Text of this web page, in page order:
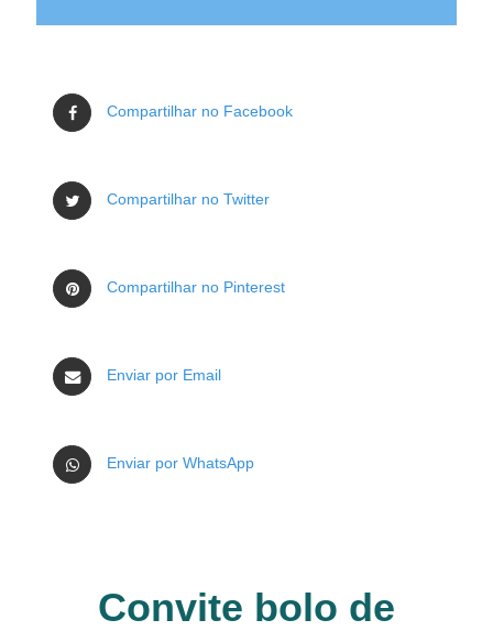
Compartilhar no Facebook
Compartilhar no Twitter
Compartilhar no Pinterest
Enviar por Email
Enviar por WhatsApp
Convite bolo de